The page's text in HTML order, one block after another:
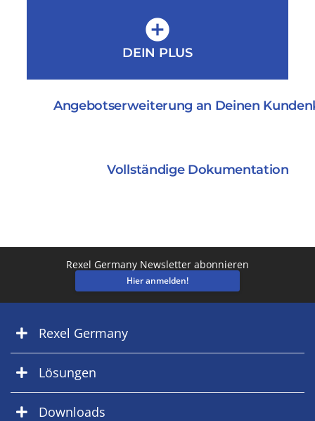
add_circle
DEIN PLUS
Angebotserweiterung an Deinen
Vollständige Dokumentation
Rexel Germany Newsletter abonnieren
Hier anmelden!
Rexel Germany
Lösungen
Downloads